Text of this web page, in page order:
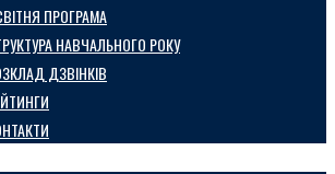
ПРОГРАМА
НАВЧАЛЬНОГО РОКУ
ДЗВІНКІВ